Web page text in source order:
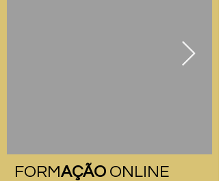
FORMAÇÃO ONLINE